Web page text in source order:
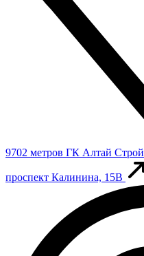
9702 метров ГК Алтай Строй
проспект Калинина, 15В